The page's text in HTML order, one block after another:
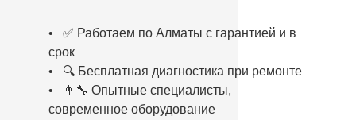
• ✅ Работаем по Алматы с гарантией и в
срок
• 🔍 Бесплатная диагностика при ремонте
• 👨‍🔧 Опытные специалисты,
современное оборудование